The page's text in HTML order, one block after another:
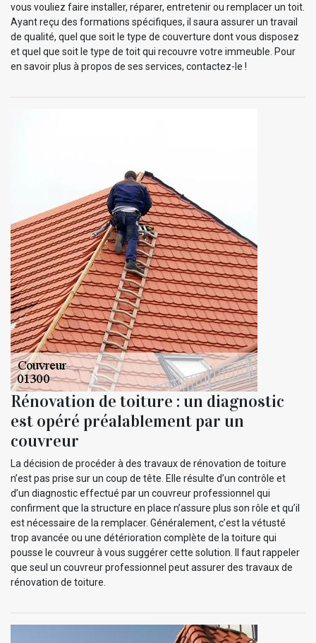
vous vouliez faire installer, réparer, entretenir ou remplacer un toit.
Ayant reçu des formations spécifiques, il saura assurer un travail
de qualité, quel que soit le type de couverture dont vous disposez
et quel que soit le type de toit qui recouvre votre immeuble. Pour
en savoir plus à propos de ses services, contactez-le !
Rénovation de toiture : un diagnostic
est opéré préalablement par un
couvreur
La décision de procéder à des travaux de rénovation de toiture
n’est pas prise sur un coup de tête. Elle résulte d’un contrôle et
d’un diagnostic effectué par un couvreur professionnel qui
confirment que la structure en place n’assure plus son rôle et qu’il
est nécessaire de la remplacer. Généralement, c’est la vétusté
trop avancée ou une détérioration complète de la toiture qui
pousse le couvreur à vous suggérer cette solution. Il faut rappeler
que seul un couvreur professionnel peut assurer des travaux de
rénovation de toiture.